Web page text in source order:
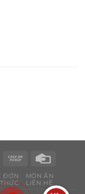
ĐƠN
MÓN ĂN
LIÊN HỆ